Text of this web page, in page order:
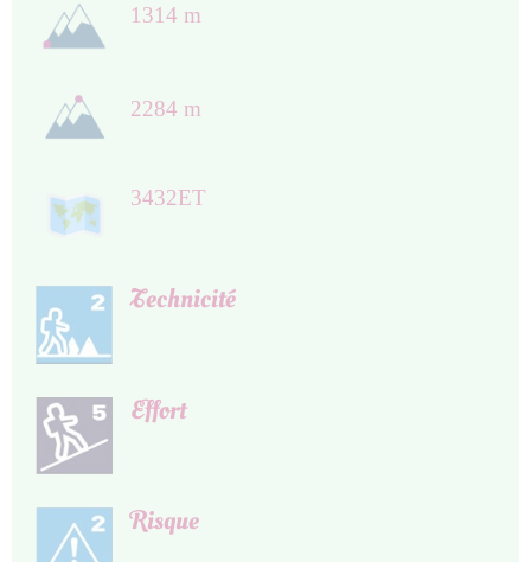
1314 m
2284 m
3432ET
Technicité
Effort
Risque